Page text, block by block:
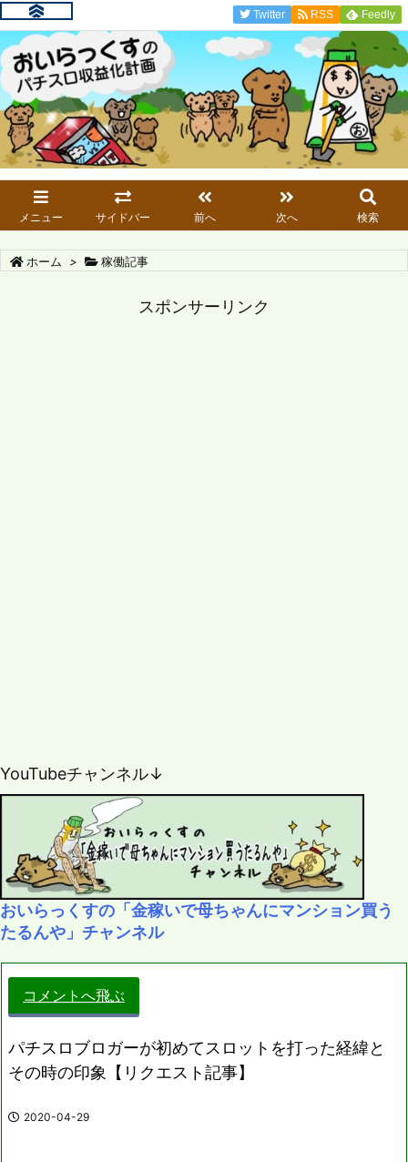
メニュー サイドバー 前へ 次へ 検索
Twitter RSS Feedly
ホーム > 稼働記事
スポンサーリンク
YouTubeチャンネル↓
おいらっくすの「金稼いで母ちゃんにマンション買う
たるんや」チャンネル
コメントへ飛ぶ
パチスロブロガーが初めてスロットを打った経緯と
その時の印象【リクエスト記事】
2020-04-29